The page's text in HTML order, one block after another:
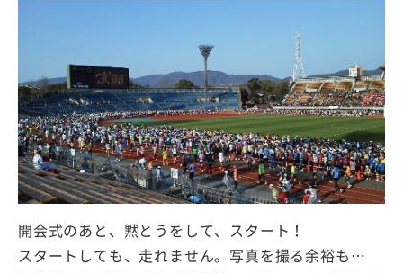
開会式のあと、黙とうをして、スタート！
スタートしても、走れません。写真を撮る余裕も…